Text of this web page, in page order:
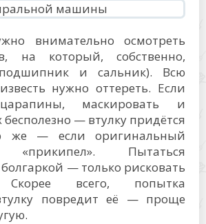
внимательно осмотреть
на который, собственно,
и сальник). Всю
нужно оттереть. Если
маскировать и
— втулку придётся
же — если оригинальный
«прикипел». Пытаться
болгаркой — только рисковать
Скорее всего, попытка
повредит её — проще